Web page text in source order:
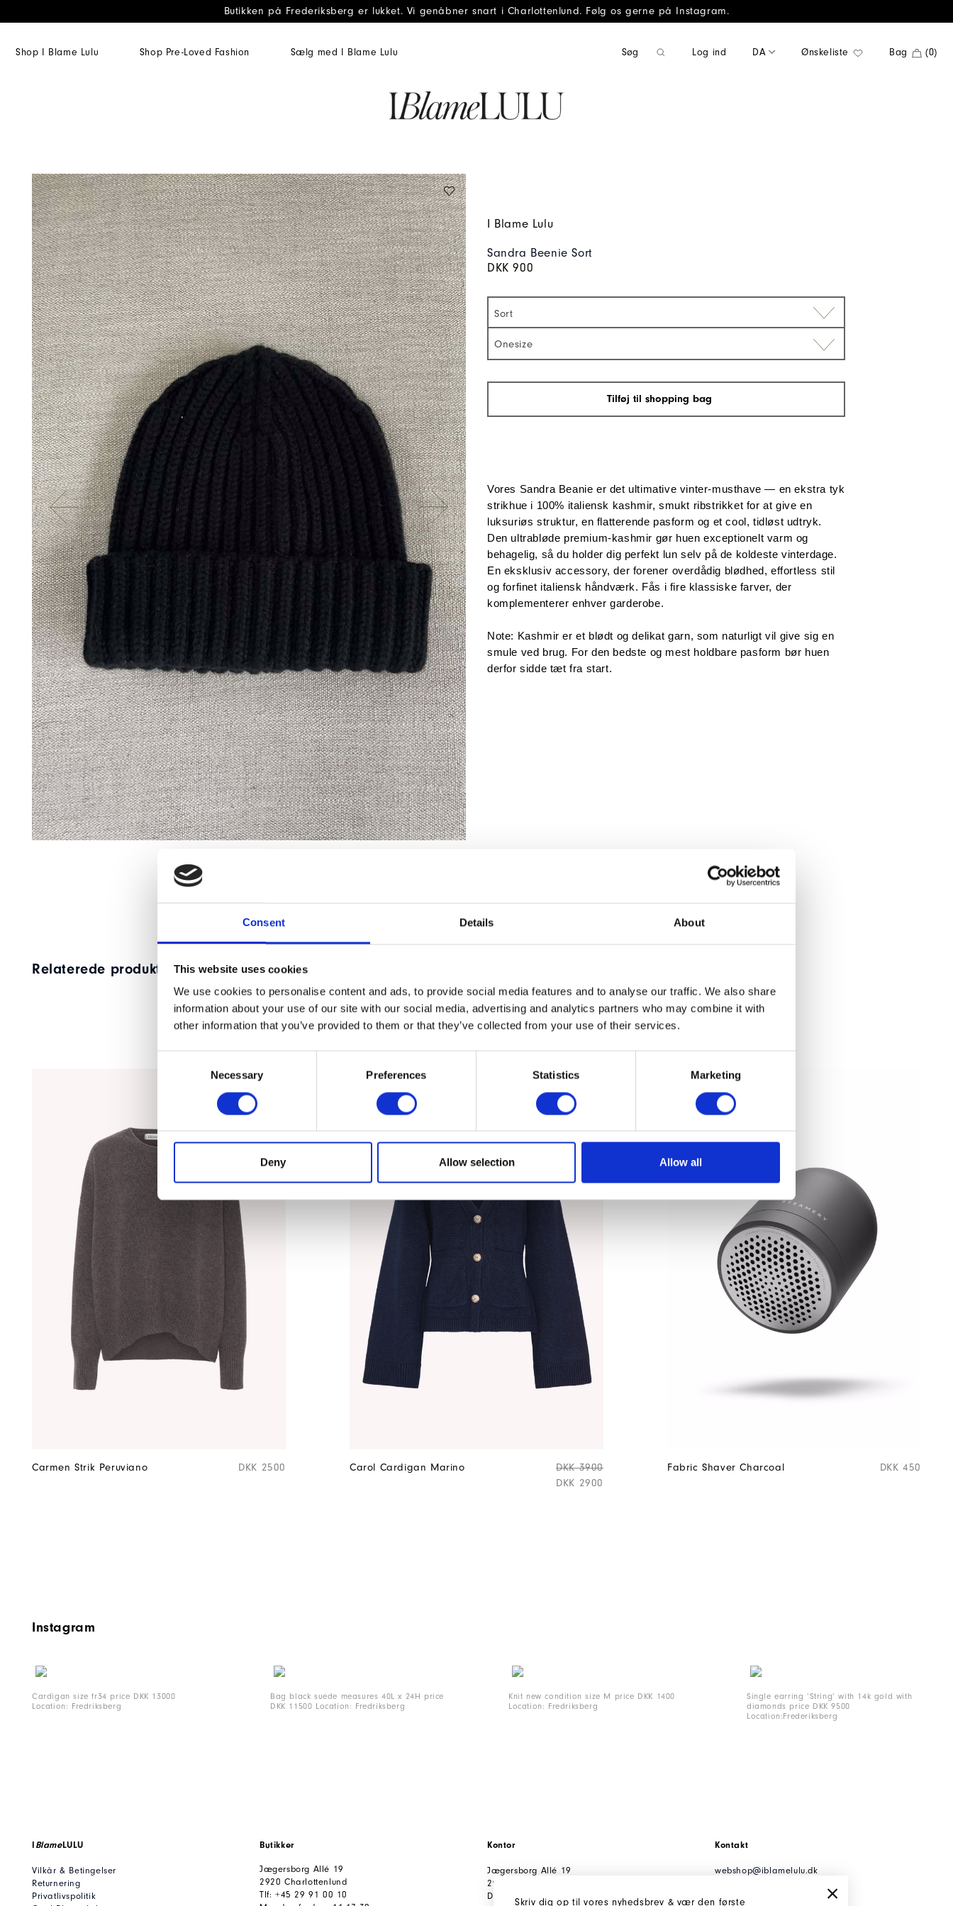
Consent Details About
This website uses cookies
We use cookies to personalise content and ads, to provide social media features and to analyse our traffic. We also share
information about your use of our site with our social media, advertising and analytics partners who may combine it with
other information that you’ve provided to them or that they’ve collected from your use of their services.
Necessary Preferences Statistics Marketing
Deny Allow selection Allow all
Butikken på Frederiksberg er lukket. Vi genåbner snart i Charlottenlund. Følg os gerne på Instagram.
Shop I Blame Lulu Shop Pre-Loved Fashion Sælg med I Blame Lulu Log ind DA Ønskeliste Bag (0)
I Blame Lulu
Sandra Beenie Sort
DKK 900
Sort
Onesize
Tilføj til shopping bag
Vores Sandra Beanie er det ultimative vinter-musthave — en ekstra tyk
strikhue i 100% italiensk kashmir, smukt ribstrikket for at give en
luksuriøs struktur, en flatterende pasform og et cool, tidløst udtryk.
Den ultrabløde premium-kashmir gør huen exceptionelt varm og
behagelig, så du holder dig perfekt lun selv på de koldeste vinterdage.
En eksklusiv accessory, der forener overdådig blødhed, effortless stil
og forfinet italiensk håndværk. Fås i fire klassiske farver, der
komplementerer enhver garderobe.
Note: Kashmir er et blødt og delikat garn, som naturligt vil give sig en
smule ved brug. For den bedste og mest holdbare pasform bør huen
derfor sidde tæt fra start.
Relaterede produkter
Carmen Strik Peruviano DKK 2500 Carol Cardigan Marino
DKK 3900
DKK 2900
Fabric Shaver Charcoal DKK 450
Skriv dig op til vores nyhedsbrev & vær den første
Instagram
Cardigan size fr34 price DKK 13000
Location: Fredriksberg
Bag black suede measures 40L x 24H price
DKK 11500 Location: Fredriksberg
Knit new condition size M price DKK 1400
Location: Fredriksberg
Single earring ‘String’ with 14k gold with
diamonds price DKK 9500
Location:Frederiksberg
I BlameLULU
Vilkår & Betingelser
Returnering
Privatlivspolitik
Butikker
Jægersborg Allé 19
2920 Charlottenlund
Tlf: +45 29 91 00 10
Kontor
Jægersborg Allé 19
2920 Charlottenlund
Danmark
Kontakt
webshop@iblamelulu.dk
Cvr: 35047085